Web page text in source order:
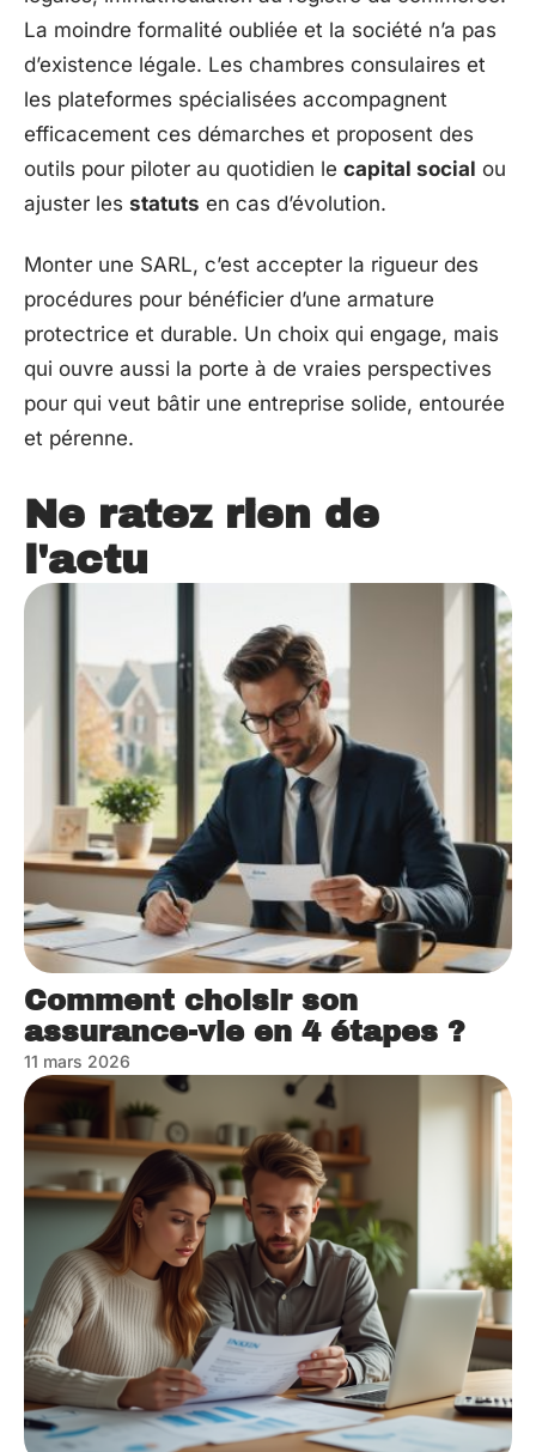
La moindre formalité oubliée et la société n’a pas
d’existence légale. Les chambres consulaires et
les plateformes spécialisées accompagnent
efficacement ces démarches et proposent des
outils pour piloter au quotidien le capital social ou
ajuster les statuts en cas d’évolution.
Monter une SARL, c’est accepter la rigueur des
procédures pour bénéficier d’une armature
protectrice et durable. Un choix qui engage, mais
qui ouvre aussi la porte à de vraies perspectives
pour qui veut bâtir une entreprise solide, entourée
et pérenne.
Ne ratez rien de
l'actu
Comment choisir son
assurance-vie en 4 étapes ?
11 mars 2026